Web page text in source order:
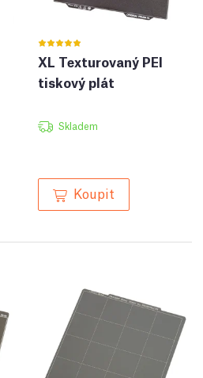
XL Texturovaný PEI
tiskový plát
Skladem
Koupit